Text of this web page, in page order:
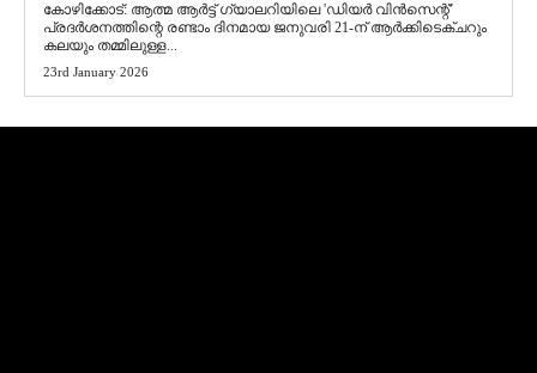
​കോഴിക്കോട്: ആത്മ ആർട്ട് ഗ്യാലറിയിലെ 'ഡിയർ വിൻസെന്റ്'
പ്രദർശനത്തിന്റെ രണ്ടാം ദിനമായ ജനുവരി 21-ന് ആർക്കിടെക്ചറും
കലയും തമ്മിലുള്ള...
23rd January 2026